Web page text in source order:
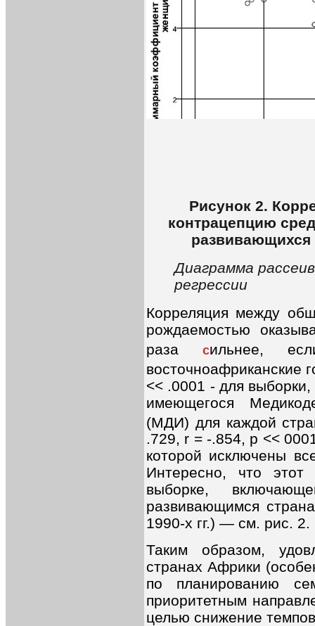
Рисунок 2.
контрацепцию
Диаграмма
регрессии
Корреляция между
рождаемостью
раза сильнее,
восточноафриканские
<< .0001 - для
имеющегося
(МДИ) для каждой
.729, r = -.854, p <<
которой исключены
Интересно, что этот
выборке,
развивающимся
1990-х гг.) — см. рис. 2.
Таким образом,
странах Африки
по планированию
приоритетным
целью снижение